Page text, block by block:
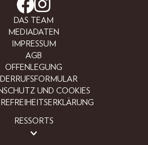
DAS TEAM
MEDIADATEN
IMPRESSUM
AGB
OFFENLEGUNG
UND COOKIES
RESSORTS